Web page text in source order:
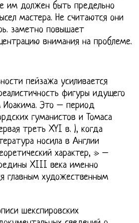
им должен быть предельно
мастера. Не считаются они
заметно повышает
внимания на проблеме.
пейзажа усиливается
фигуры идущего
Иоакима. Это – период
гуманистов и Томаса
треть XYI в. ), когда
носила в Англии
характер, » –
XIII века именно
главным художественным
шекспировских